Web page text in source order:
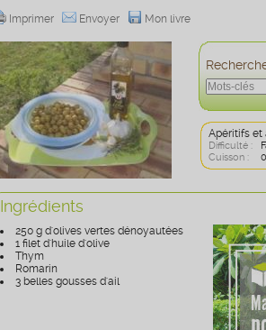
Imprimer Envoyer Mon livre
Apéritifs et
Difficulté :
Cuisson :
Ingrédients
250 g d'olives vertes dénoyautées
1 filet d'huile d'olive
Thym
Romarin
3 belles gousses d'ail